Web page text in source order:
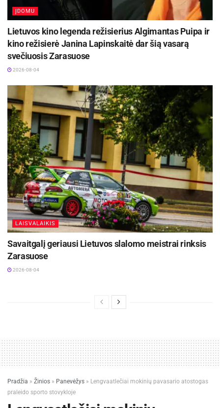
ĮDOMU
Lietuvos kino legenda režisierius Algimantas Puipa ir
kino režisierė Janina Lapinskaitė dar šią vasarą
svečiuosis Zarasuose
2026-08-04
LAISVALAIKIS
Savaitgalį geriausi Lietuvos slalomo meistrai rinksis
Zarasuose
2026-08-04
Pradžia » Žinios » Panevėžys » Lengvaatlečiai mokinių pavasario atostogas
praleido sporto stovykloje